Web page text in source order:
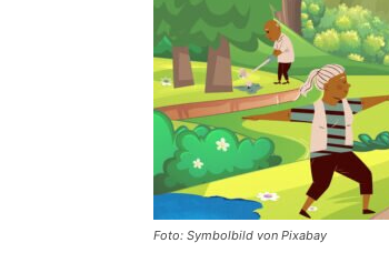
Foto: Symbolbild von Pixabay